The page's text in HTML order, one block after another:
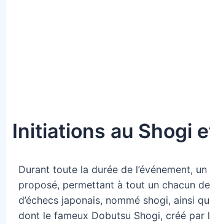
Initiations au Shogi
Durant toute la durée de l’événement,
proposé, permettant à tout un chacun
d’échecs japonais, nommé shogi, ainsi
dont le fameux Dobutsu Shogi, créé par